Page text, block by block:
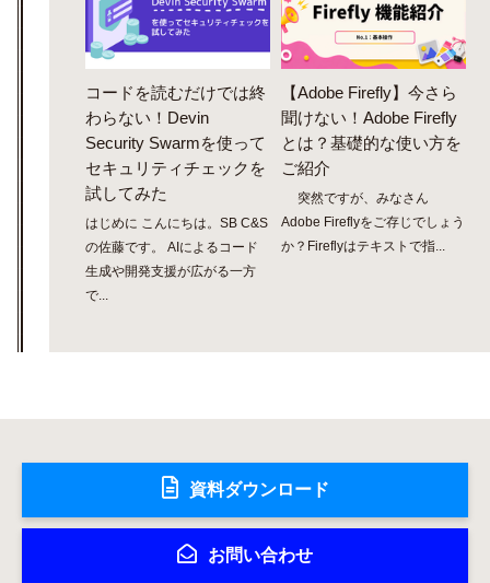
コードを読むだけでは終
わらない！Devin
Security Swarmを使って
セキュリティチェックを
試してみた
はじめに こんにちは。SB C&S
の佐藤です。 AIによるコード
生成や開発支援が広がる一方
で...
【Adobe Firefly】今さら
聞けない！Adobe Firefly
とは？基礎的な使い方を
ご紹介
突然ですが、みなさん
Adobe Fireflyをご存じでしょう
か？Fireflyはテキストで指...
資料ダウンロード
お問い合わせ